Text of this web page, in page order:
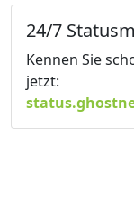
24/7
Kennen Sie
jetzt: